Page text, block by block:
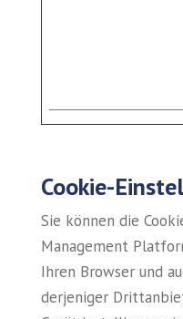
Cookie-
Sie können die
Management
Ihren Browser und
derjeniger